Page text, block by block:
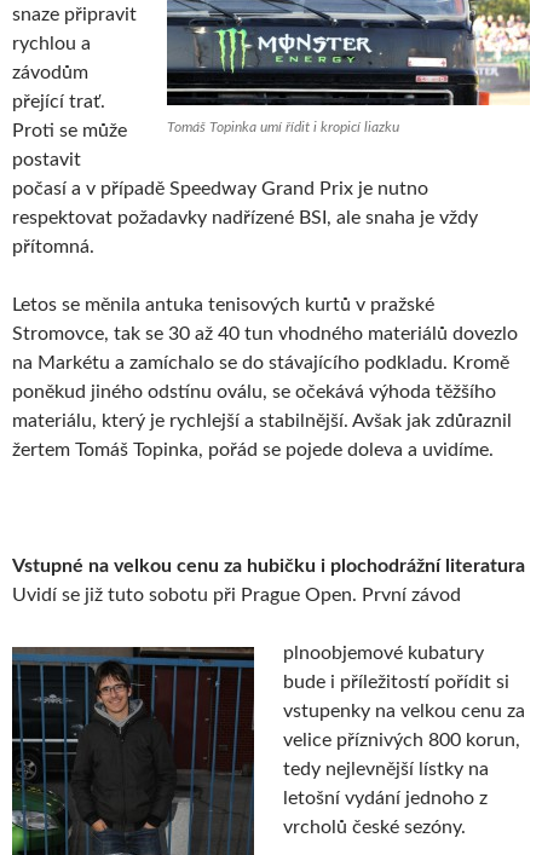
Tomáš Topinka umí řídit i kropicí liazku
snaze připravit
rychlou a
závodům
přející trať.
Proti se může
postavit
počasí a v případě Speedway Grand Prix je nutno
respektovat požadavky nadřízené BSI, ale snaha je vždy
přítomná.
Letos se měnila antuka tenisových kurtů v pražské
Stromovce, tak se 30 až 40 tun vhodného materiálů dovezlo
na Markétu a zamíchalo se do stávajícího podkladu. Kromě
poněkud jiného odstínu oválu, se očekává výhoda těžšího
materiálu, který je rychlejší a stabilnější. Avšak jak zdůraznil
žertem Tomáš Topinka, pořád se pojede doleva a uvidíme.
Vstupné na velkou cenu za hubičku i plochodrážní literatura
Uvidí se již tuto sobotu při Prague Open. První závod
plnoobjemové kubatury
bude i příležitostí pořídit si
vstupenky na velkou cenu za
velice příznivých 800 korun,
tedy nejlevnější lístky na
letošní vydání jednoho z
vrcholů české sezóny.